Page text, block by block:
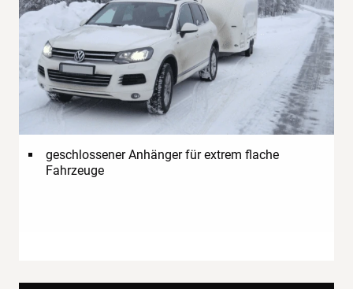
geschlossener Anhänger für extrem flache
Fahrzeuge